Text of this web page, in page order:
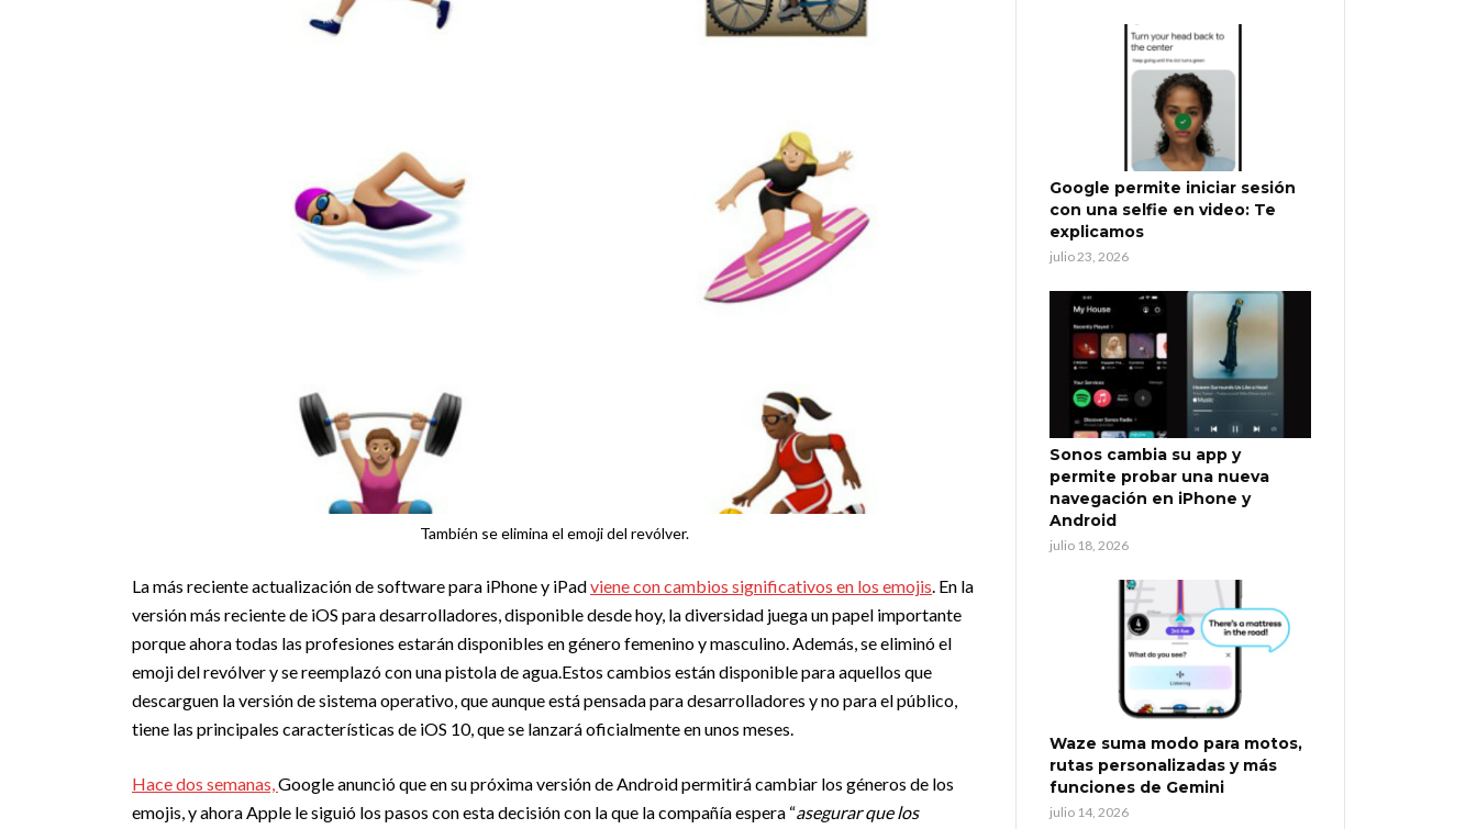
También se elimina el emoji del revólver.
La más reciente actualización de software para iPhone y iPadviene con cambios significativos en los emojis. En la
versión más reciente de iOS para desarrolladores, disponible desde hoy, la diversidad juega un papel importante
porque ahora todas las profesiones estarán disponibles en género femenino y masculino. Además, se eliminó el
emoji del revólver y se reemplazó con una pistola de agua.Estos cambios están disponible para aquellos que
descarguen la versión de sistema operativo, que aunque está pensada para desarrolladores y no para el público,
tiene las principales características de iOS 10, que se lanzará oficialmente en unos meses.
Hace dos semanas,Google anunció que en su próxima versión de Android permitirá cambiar los géneros de los
emojis, y ahora Apple le siguió los pasos con esta decisión con la que la compañía espera “asegurar que los
Google permite iniciar sesión
con una selfie en video: Te
explicamos
julio 23, 2026
Sonos cambia su app y
permite probar una nueva
navegación en iPhone y
Android
julio 18, 2026
Waze suma modo para motos,
rutas personalizadas y más
funciones de Gemini
julio 14, 2026